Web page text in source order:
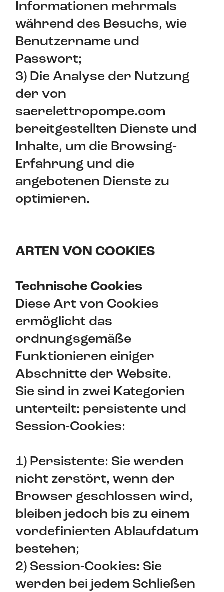
Informationen mehrmals
während des Besuchs, wie
Benutzername und
Passwort;
3) Die Analyse der Nutzung
der von
saerelettropompe.com
bereitgestellten Dienste und
Inhalte, um die Browsing-
Erfahrung und die
angebotenen Dienste zu
optimieren.
ARTEN VON COOKIES
Technische Cookies
Diese Art von Cookies
ermöglicht das
ordnungsgemäße
Funktionieren einiger
Abschnitte der Website.
Sie sind in zwei Kategorien
unterteilt: persistente und
Session-Cookies:
1) Persistente: Sie werden
nicht zerstört, wenn der
Browser geschlossen wird,
bleiben jedoch bis zu einem
vordefinierten Ablaufdatum
bestehen;
2) Session-Cookies: Sie
werden bei jedem Schließen